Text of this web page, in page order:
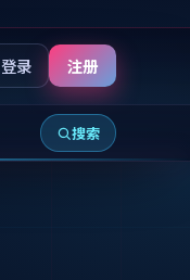
登录 注册
搜索